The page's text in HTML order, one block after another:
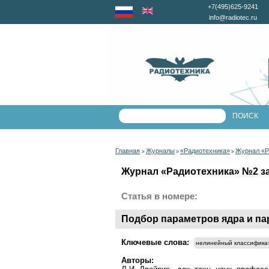
+7(495)625-9241
info@radiotec.ru
Главная > Журналы > «Радиотехника» > Журнал
Журнал «Радиотехника» №2 за
Статья в номере:
Подбор параметров ядра и
Ключевые слова: нелинейный
Авторы: